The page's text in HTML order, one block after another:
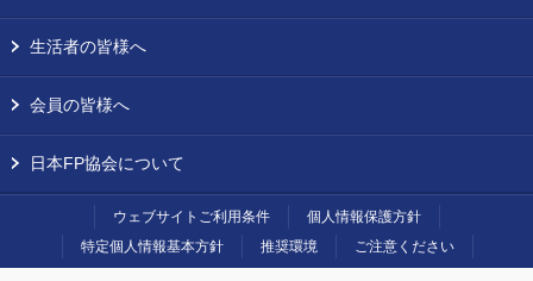
生活者の皆様へ
会員の皆様へ
日本FP協会について
ウェブサイトご利用条件
個人情報保護方針
特定個人情報基本方針
推奨環境 ご注意ください